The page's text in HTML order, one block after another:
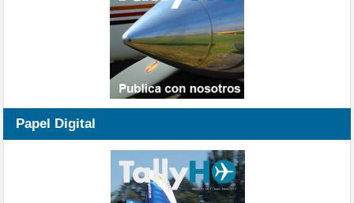
Papel Digital